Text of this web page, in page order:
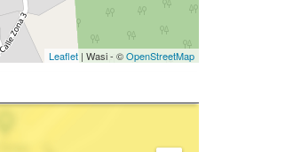
Leaflet | Wasi - ©OpenStreetMap